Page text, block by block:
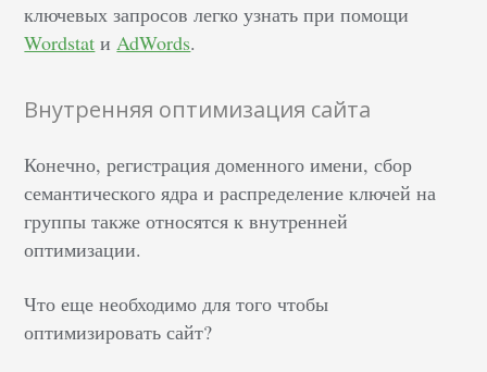
ключевых запросов легко узнать при помощи
Wordstat иAdWords.
Внутренняя оптимизация сайта
Конечно, регистрация доменного имени, сбор
семантического ядра и распределение ключей на
группы также относятся к внутренней
оптимизации.
Что еще необходимо для того чтобы
оптимизировать сайт?